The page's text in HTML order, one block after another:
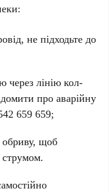
не підходьте до
через лінію кол-
про аварійну
659 659;
обриву, щоб